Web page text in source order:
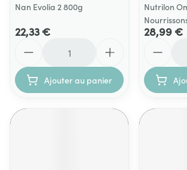
Nan Evolia 2 800g
22,33 €
Ajouter au panier
Nutrilon
28,99 €